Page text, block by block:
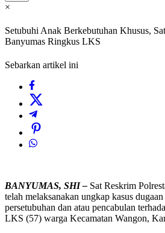
×
Setubuhi Anak Berkebutuhan Khusus,
Banyumas Ringkus LKS
Sebarkan artikel ini
BANYUMAS, SHI – Sat Reskrim
telah melaksanakan ungkap kasus
persetubuhan dan atau pencabulan
LKS (57) warga Kecamatan Wangon,